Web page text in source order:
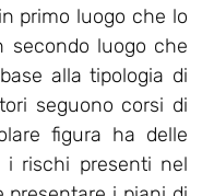
primo luogo che lo
secondo luogo che
alla tipologia di
seguono corsi di
figura ha delle
i rischi presenti nel